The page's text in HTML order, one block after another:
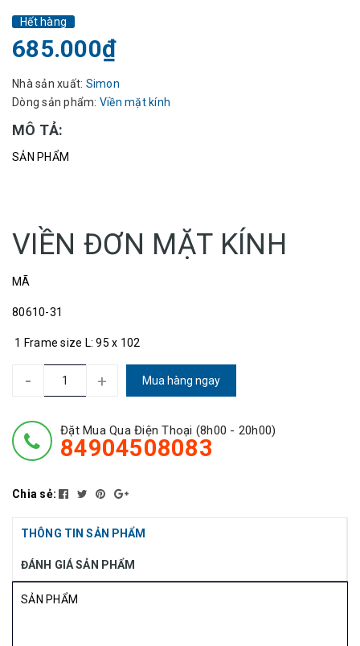
Hết hàng
685.000₫
Nhà sản xuất: Simon
Dòng sản phẩm: Viền mặt kính
MÔ TẢ:
SẢN PHẨM
VIỀN ĐƠN MẶT KÍNH
MÃ
80610-31
1 Frame size L: 95 x 102
- + Mua hàng ngay
Đặt Mua Qua Điện Thoại (8h00 - 20h00)
84904508083
Chia sẻ:
THÔNG TIN SẢN PHẨM
ĐÁNH GIÁ SẢN PHẨM
SẢN PHẨM